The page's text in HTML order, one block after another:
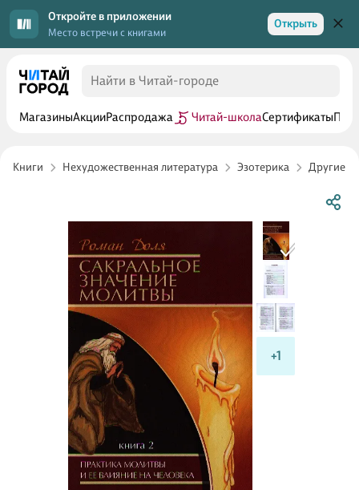
Откройте в приложении
Место встречи с книгами
Открыть
МагазиныАкцииРаспродажа Читай-школаСертификаты
Книги Нехудожественная литература Эзотерика Другие
+1